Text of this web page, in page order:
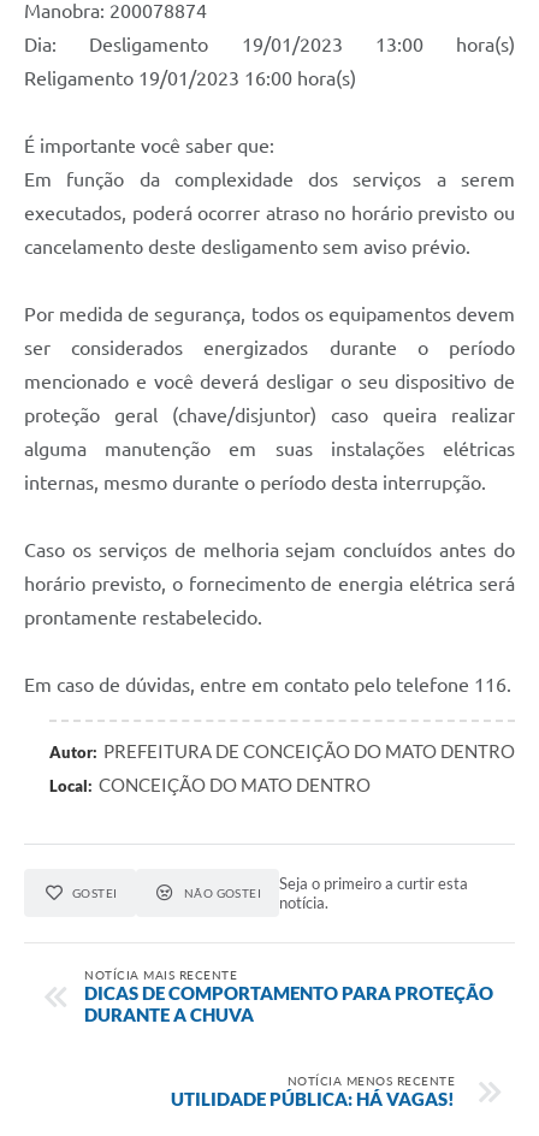
Manobra: 200078874
Dia: Desligamento 19/01/2023 13:00 hora(s)
Religamento 19/01/2023 16:00 hora(s)
É importante você saber que:
Em função da complexidade dos serviços a serem
executados, poderá ocorrer atraso no horário previsto ou
cancelamento deste desligamento sem aviso prévio.
Por medida de segurança, todos os equipamentos devem
ser considerados energizados durante o período
mencionado e você deverá desligar o seu dispositivo de
proteção geral (chave/disjuntor) caso queira realizar
alguma manutenção em suas instalações elétricas
internas, mesmo durante o período desta interrupção.
Caso os serviços de melhoria sejam concluídos antes do
horário previsto, o fornecimento de energia elétrica será
prontamente restabelecido.
Em caso de dúvidas, entre em contato pelo telefone 116.
Autor: PREFEITURA DE CONCEIÇÃO DO MATO DENTRO
Local: CONCEIÇÃO DO MATO DENTRO
GOSTEI NÃO GOSTEI
Seja o primeiro a curtir esta
notícia.
NOTÍCIA MAIS RECENTE
DICAS DE COMPORTAMENTO PARA PROTEÇÃO
DURANTE A CHUVA
NOTÍCIA MENOS RECENTE
UTILIDADE PÚBLICA: HÁ VAGAS!